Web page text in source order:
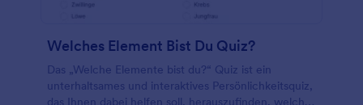
Welches Element Bist Du Quiz?
Das „Welche Elemente bist du?“ Quiz ist ein
unterhaltsames und interaktives Persönlichkeitsquiz,
das Ihnen dabei helfen soll, herauszufinden, welches